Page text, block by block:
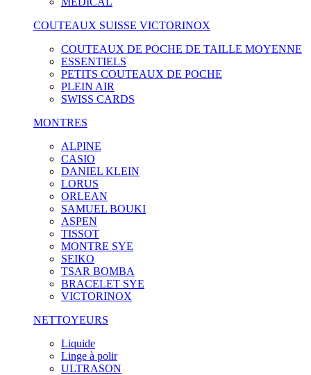
COUTEAUX SUISSE VICTORINOX
COUTEAUX DE POCHE DE TAILLE MOYENNE
ESSENTIELS
PETITS COUTEAUX DE POCHE
PLEIN AIR
SWISS CARDS
MONTRES
ALPINE
CASIO
DANIEL KLEIN
LORUS
ORLEAN
SAMUEL BOUKI
ASPEN
TISSOT
MONTRE SYE
SEIKO
TSAR BOMBA
BRACELET SYE
VICTORINOX
NETTOYEURS
Liquide
Linge à polir
ULTRASON